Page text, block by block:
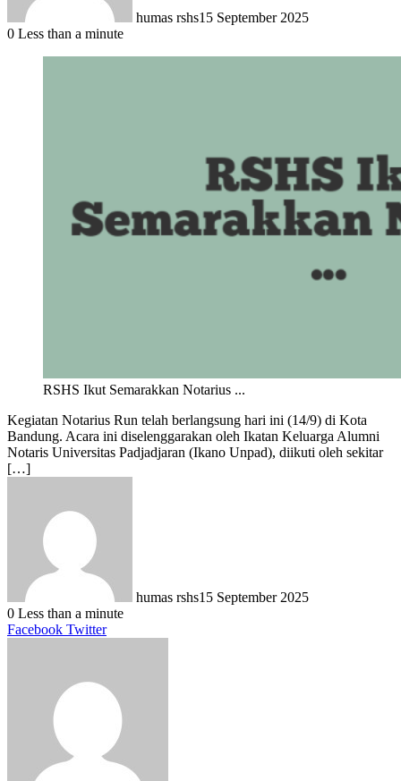
humas rshs15 September 2025
0 Less than a minute
RSHS Ikut Semarakkan Notarius ...
Kegiatan Notarius Run telah berlangsung hari ini (14/9) di Kota
Bandung. Acara ini diselenggarakan oleh Ikatan Keluarga Alumni
Notaris Universitas Padjadjaran (Ikano Unpad), diikuti oleh sekitar
[…]
humas rshs15 September 2025
0 Less than a minute
Facebook TwitterLinkedIn
Tumblr
Pinterest
Reddit
VKontakte
Share
Print